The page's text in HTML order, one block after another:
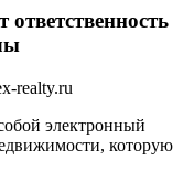
realty.ru
электронный
которую